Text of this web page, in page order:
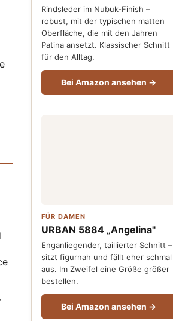
Rindsleder im Nubuk-Finish –
robust, mit der typischen matten
Oberfläche, die mit den Jahren
Patina ansetzt. Klassischer Schnitt
für den Alltag.
Bei Amazon ansehen →
FÜR DAMEN
URBAN 5884 „Angelina"
Enganliegender, taillierter Schnitt –
sitzt figurnah und fällt eher schmal
aus. Im Zweifel eine Größe größer
bestellen.
Bei Amazon ansehen →